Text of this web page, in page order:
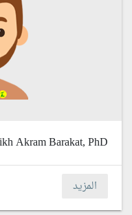
Akram Barakat, PhD.
المزيد